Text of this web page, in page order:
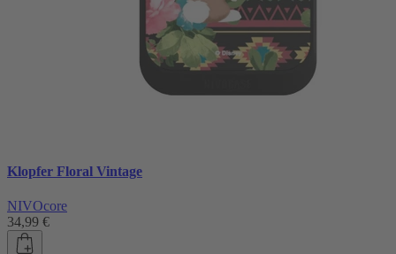
Klopfer Floral Vintage
NIVOcore
34,99 €